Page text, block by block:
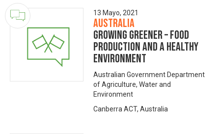
13 Mayo, 2021
Australia
Growing Greener – food
production and a healthy
environment
Australian Government Department
of Agriculture, Water and
Environment
Canberra ACT, Australia